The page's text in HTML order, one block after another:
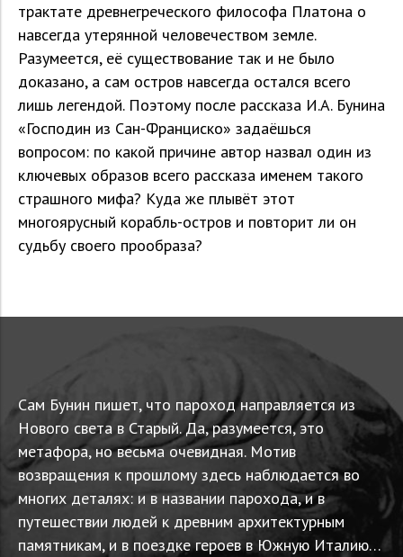
трактате древнегреческого философа Платона о
навсегда утерянной человечеством земле.
Разумеется, её существование так и не было
доказано, а сам остров навсегда остался всего
лишь легендой. Поэтому после рассказа И.А. Бунина
«Господин из Сан-Франциско» задаёшься
вопросом: по какой причине автор назвал один из
ключевых образов всего рассказа именем такого
страшного мифа? Куда же плывёт этот
многоярусный корабль-остров и повторит ли он
судьбу своего прообраза?
Сам Бунин пишет, что пароход направляется из
Нового света в Старый. Да, разумеется, это
метафора, но весьма очевидная. Мотив
возвращения к прошлому здесь наблюдается во
многих деталях: и в названии парохода, и в
путешествии людей к древним архитектурным
памятникам, и в поездке героев в Южную Италию…